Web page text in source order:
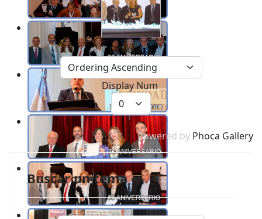
Ordering
Display Num
Powered by Phoca Gallery
Buscar un tema